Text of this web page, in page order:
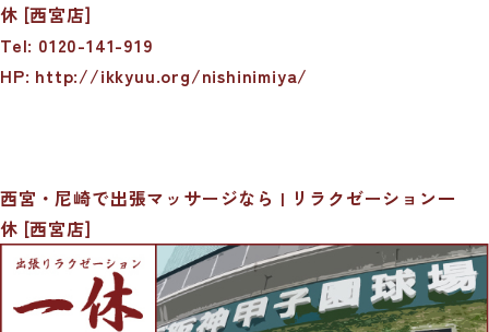
休 [西宮店]
Tel: 0120-141-919
HP: http://ikkyuu.org/nishinimiya/
西宮・尼崎で出張マッサージなら | リラクゼーション一
休 [西宮店]